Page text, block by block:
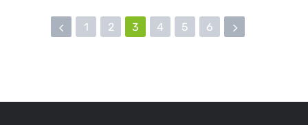
1 2 3 4 5 6